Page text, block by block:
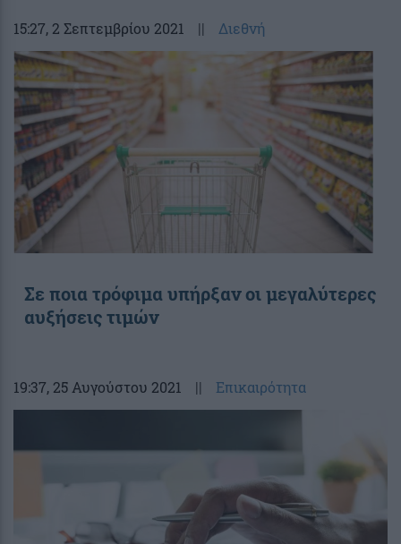
15:27, 2 Σεπτεμβρίου 2021 || Διεθνή
Σε ποια τρόφιμα υπήρξαν οι μεγαλύτερες
αυξήσεις τιμών
19:37, 25 Αυγούστου 2021 || Επικαιρότητα